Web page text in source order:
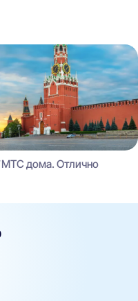
МТС дома. Отлично